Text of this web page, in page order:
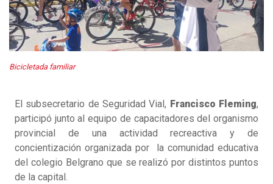
Bicicletada familiar
El subsecretario de Seguridad Vial, Francisco Fleming,
participó junto al equipo de capacitadores del organismo
provincial de una actividad recreactiva y de
concientización organizada por la comunidad educativa
del colegio Belgrano que se realizó por distintos puntos
de la capital.